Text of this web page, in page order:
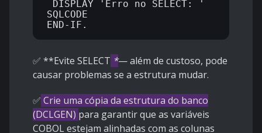
SQLCODE
✅ **Evite SELECT *— além de custoso, pode
causar problemas se a estrutura mudar.
✅ Crie uma cópia da estrutura do banco
(DCLGEN) para garantir que as variáveis
COBOL estejam alinhadas com as colunas